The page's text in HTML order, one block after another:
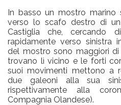
In basso un mostro marino
verso lo scafo destro di
Castiglia che, cercando
rapidamente verso sinistra
del mostro sono maggiori
trovano lì vicino e le forti
suoi movimenti mettono a
due galeoni alla sua
rispettivamente alla
Compagnia Olandese).